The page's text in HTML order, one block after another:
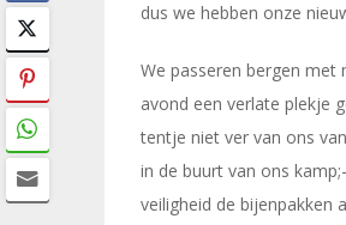
dus we hebben onze
We passeren bergen
avond een verlate plekje
tentje niet ver van ons
in de buurt van ons
veiligheid de bijenpakken